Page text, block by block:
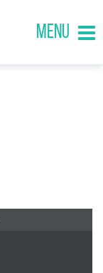
MENU